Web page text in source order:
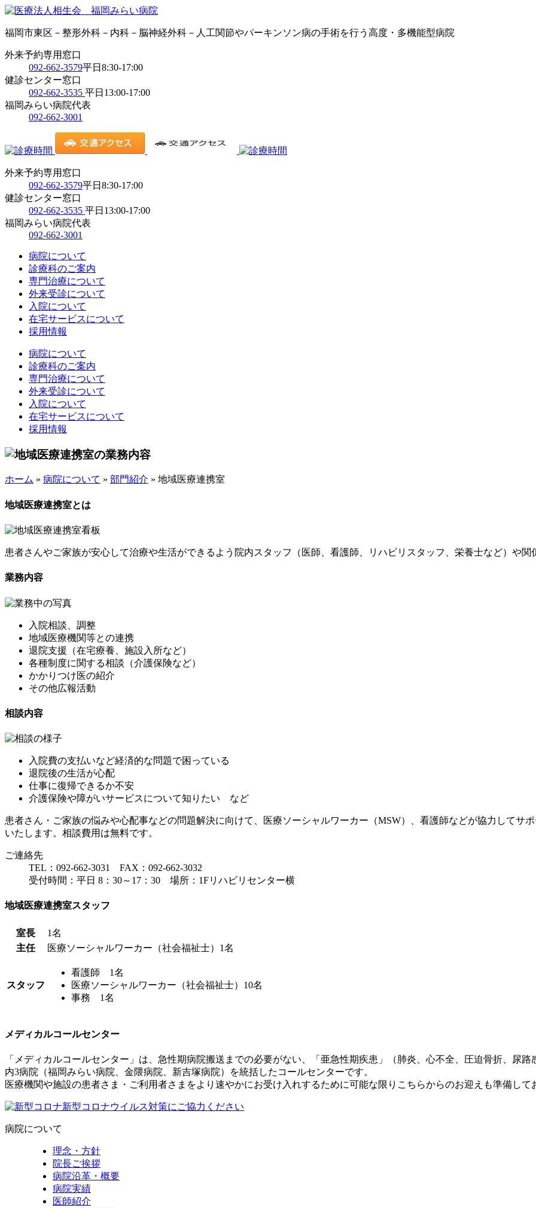
福岡市東区－整形外科－内科－脳神経外科－人工関節やパーキンソン病の手術を行う高度・多機能型病院
外来予約専用窓口
092-662-3579平日8:30-17:00
健診センター窓口
092-662-3535 平日13:00-17:00
福岡みらい病院代表
092-662-3001
外来予約専用窓口
092-662-3579平日8:30-17:00
健診センター窓口
092-662-3535 平日13:00-17:00
福岡みらい病院代表
092-662-3001
病院について
診療科のご案内
専門治療について
外来受診について
入院について
在宅サービスについて
採用情報
病院について
診療科のご案内
専門治療について
外来受診について
入院について
在宅サービスについて
採用情報
ホーム » 病院について » 部門紹介 » 地域医療連携室
地域医療連携室とは
患者さんやご家族が安心して治療や生活ができるよう院内スタッフ（医師、看護師、リハビリスタッフ、栄養士など）や関
業務内容
入院相談、調整
地域医療機関等との連携
退院支援（在宅療養、施設入所など）
各種制度に関する相談（介護保険など）
かかりつけ医の紹介
その他広報活動
相談内容
入院費の支払いなど経済的な問題で困っている
退院後の生活が心配
仕事に復帰できるか不安
介護保険や障がいサービスについて知りたい など
患者さん・ご家族の悩みや心配事などの問題解決に向けて、医療ソーシャルワーカー（MSW）、看護師などが協力してサ
いたします。相談費用は無料です。
ご連絡先
TEL： 092-662-3031
FAX：092-662-3032
受付時間：平日 8：30～17：30 場所：1Fリハビリセンター横
地域医療連携室スタッフ
室長
1名
主任
医療ソーシャルワーカー（社会福祉士）1名
スタッフ
看護師 1名
医療ソーシャルワーカー（社会福祉士）10名
事務 1名
メディカルコールセンター
「メディカルコールセンター」は、急性期病院搬送までの必要がない、「亜急性期疾患」（肺炎、心不全、圧迫骨折、尿
内3病院（福岡みらい病院、金隈病院、新吉塚病院）を統括したコールセンターです。
医療機関や施設の患者さま・ご利用者さまをより速やかにお受け入れするために可能な限りこちらからのお迎えも準備して
病院について
理念・方針
院長ご挨拶
病院沿革・概要
病院実績
医師紹介